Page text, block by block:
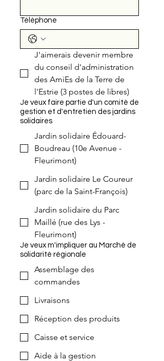
Téléphone
J'aimerais devenir membre
du conseil d'administration
des AmiEs de la Terre de
l'Estrie (3 postes de libres)
Je veux faire partie d'un comité de
gestion et d'entretien des jardins
solidaires
Jardin solidaire Édouard-
Boudreau (10e Avenue -
Fleurimont)
Jardin solidaire Le Coureur
(parc de la Saint-François)
Jardin solidaire du Parc
Maillé (rue des Lys -
Fleurimont)
Je veux m'impliquer au Marché de
solidarité régionale
Assemblage des
commandes
Livraisons
Réception des produits
Caisse et service
Aide à la gestion